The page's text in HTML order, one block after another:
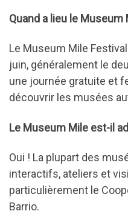
Quand a lieu le Museum
Le Museum Mile
juin, généralement le
une journée gratuite et
découvrir les musées
Le Museum Mile est-il
Oui ! La plupart des
interactifs, ateliers et
particulièrement le
Barrio.